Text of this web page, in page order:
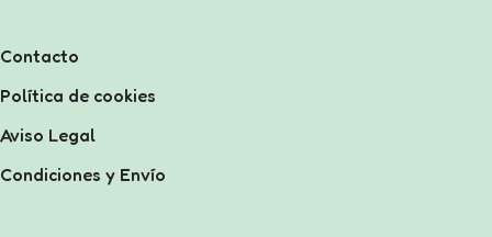
Contacto
Política de cookies
Aviso Legal
Condiciones y Envío